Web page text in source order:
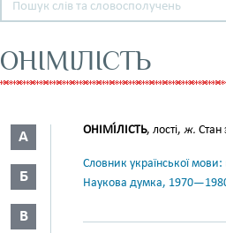
ОНІМІЛІСТЬ
А
Б
В
ОНІМІ́ЛІСТЬ, лості, ж. Стан
Словник української
Наукова думка,